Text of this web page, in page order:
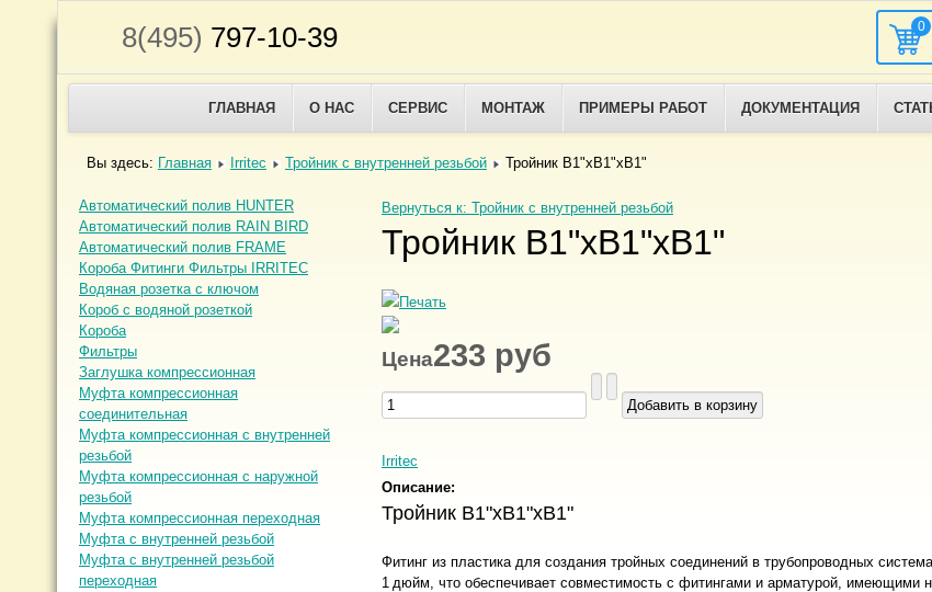
8(495) 797-10-39 0
ГЛАВНАЯ О НАС СЕРВИС МОНТАЖ ПРИМЕРЫ РАБОТ ДОКУМЕНТАЦИЯ
Вы здесь: Главная Irritec Тройник с внутренней резьбой Тройник В1"хВ1"хВ1"
Автоматический полив HUNTER
Автоматический полив RAIN BIRD
Автоматический полив FRAME
Короба Фитинги Фильтры IRRITEC
Водяная розетка с ключом
Короб с водяной розеткой
Короба
Фильтры
Заглушка компрессионная
Муфта компрессионная
соединительная
Муфта компрессионная с внутренней
резьбой
Муфта компрессионная с наружной
резьбой
Муфта компрессионная переходная
Муфта с внутренней резьбой
Муфта с внутренней резьбой
переходная
Вернуться к: Тройник с внутренней резьбой
Тройник В1"хВ1"хВ1"
Цена233 руб
Irritec
Описание:
Тройник В1"хВ1"хВ1"
Фитинг из пластика для создания тройных соединений в трубопроводных
1 дюйм, что обеспечивает совместимость с фитингами и арматурой, имеющими